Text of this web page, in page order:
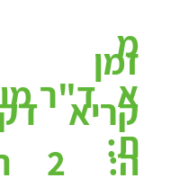
ד"ר
מ
א
ת:
זמן
קריא
ה:
2